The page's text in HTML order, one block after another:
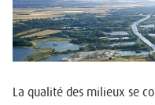
La qualité des milieux se